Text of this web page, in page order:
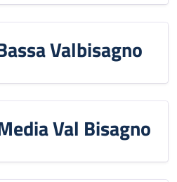
Valbisagno
Val Bisagno